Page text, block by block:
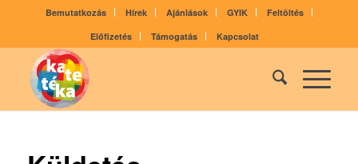
Bemutatkozás Hírek Ajánlások GYIK
Feltöltés
Előfizetés
Támogatás Kapcsolat